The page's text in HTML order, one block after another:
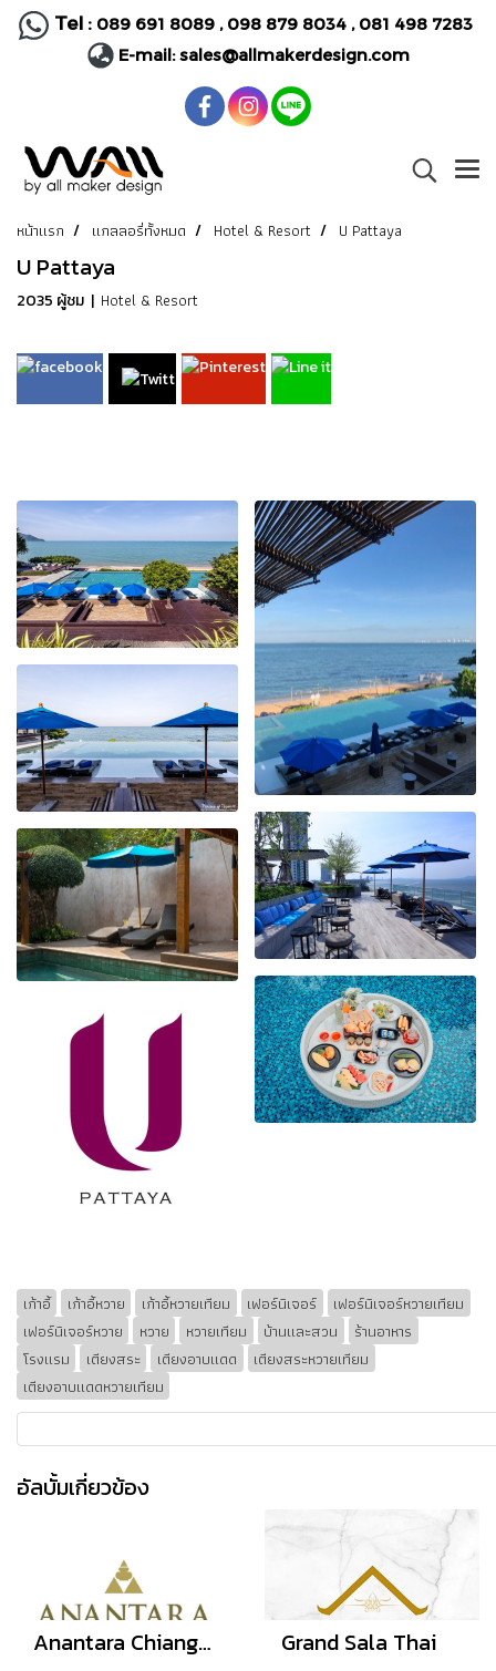
Tel : 089 691 8089, 098 879 8034 , 081 498 7283
E-mail:sales@allmakerdesign.com
หน้าแรก แกลลอรี่ทั้งหมด Hotel & Resort U Pattaya
U Pattaya
2035 ผู้ชม | Hotel & Resort
เก้าอี้ เก้าอี้หวาย เก้าอี้หวายเทียม เฟอร์นิเจอร์
เฟอร์นิเจอร์หวายเทียม
เฟอร์นิเจอร์หวาย
หวาย หวายเทียม บ้านและสวน
ร้านอาหาร
โรงแรม
เตียงสระ เตียงอาบแดด
เตียงสระหวายเทียม
เตียงอาบแดดหวายเทียม
อัลบั้มเกี่ยวข้อง
Anantara Chiang Mai Resort Grand Sala Thai